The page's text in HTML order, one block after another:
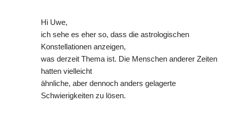
Hi Uwe,
ich sehe es eher so, dass die astrologischen
Konstellationen anzeigen,
was derzeit Thema ist. Die Menschen anderer Zeiten
hatten vielleicht
ähnliche, aber dennoch anders gelagerte
Schwierigkeiten zu lösen.